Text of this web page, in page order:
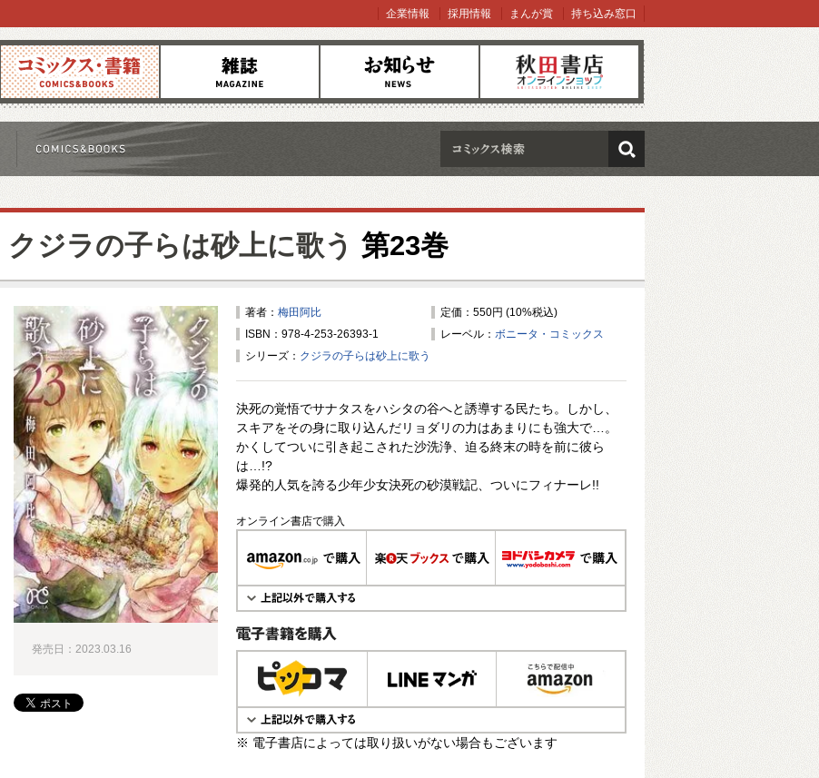
コミックス 雑誌 お知らせ オンラインショップ
企業情報 採用情報 まんが賞 持ち込み窓口
検索
クジラの子らは砂上に歌う 第23巻
著者： 梅田阿比
定価：550円 (10%税込)
ISBN：978-4-253-26393-1
レーベル： ボニータ・コミックス
シリーズ： クジラの子らは砂上に歌う
決死の覚悟でサナタスをハシタの谷へと誘導する民たち。しかし、
スキアをその身に取り込んだリョダリの力はあまりにも強大で…。
かくしてついに引き起こされた沙洗浄、迫る終末の時を前に彼ら
は…!?
爆発的人気を誇る少年少女決死の砂漠戦記、ついにフィナーレ!!
オンライン書店で購入
電子書籍で購入
※ 電子書店によっては取り扱いがない場合もございます
発売日：2023.03.16